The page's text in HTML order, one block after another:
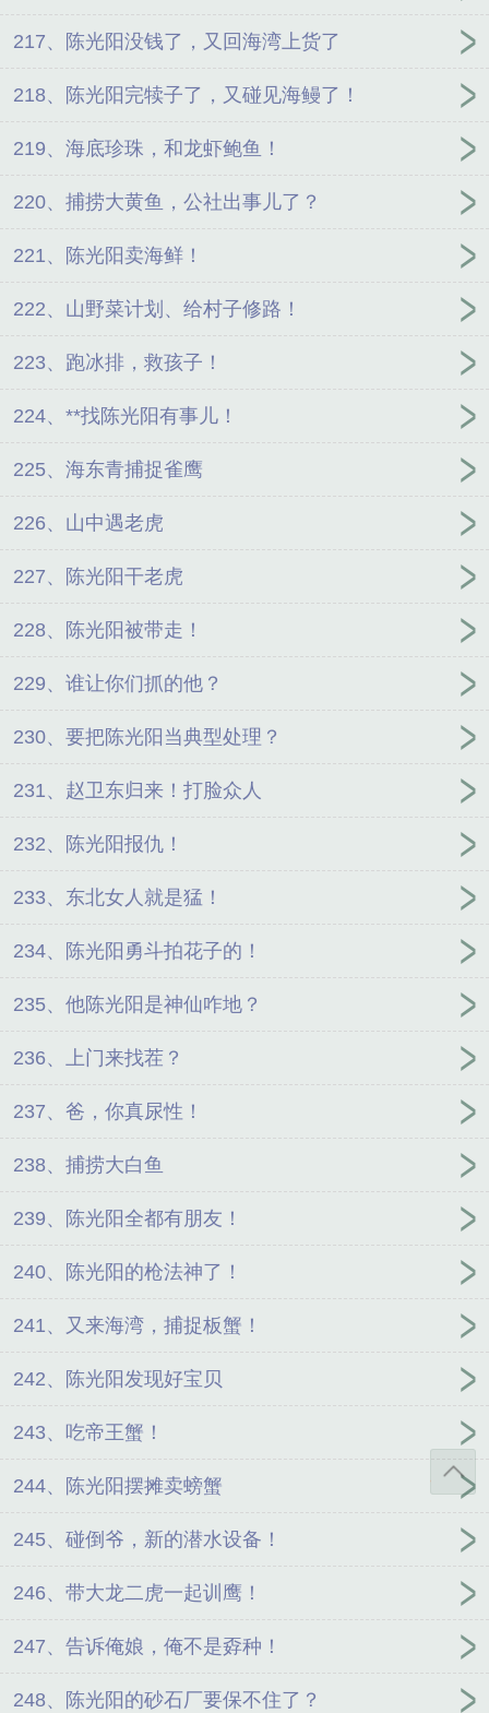
217、陈光阳没钱了，又回海湾上货了
218、陈光阳完犊子了，又碰见海鳗了！
219、海底珍珠，和龙虾鲍鱼！
220、捕捞大黄鱼，公社出事儿了？
221、陈光阳卖海鲜！
222、山野菜计划、给村子修路！
223、跑冰排，救孩子！
224、**找陈光阳有事儿！
225、海东青捕捉雀鹰
226、山中遇老虎
227、陈光阳干老虎
228、陈光阳被带走！
229、谁让你们抓的他？
230、要把陈光阳当典型处理？
231、赵卫东归来！打脸众人
232、陈光阳报仇！
233、东北女人就是猛！
234、陈光阳勇斗拍花子的！
235、他陈光阳是神仙咋地？
236、上门来找茬？
237、爸，你真尿性！
238、捕捞大白鱼
239、陈光阳全都有朋友！
240、陈光阳的枪法神了！
241、又来海湾，捕捉板蟹！
242、陈光阳发现好宝贝
243、吃帝王蟹！
244、陈光阳摆摊卖螃蟹
245、碰倒爷，新的潜水设备！
246、带大龙二虎一起训鹰！
247、告诉俺娘，俺不是孬种！
248、陈光阳的砂石厂要保不住了？